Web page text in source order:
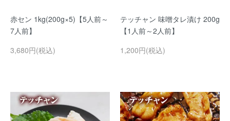
赤セン 1kg(200g×5)【5人前～
7人前】
3,680円(税込)
テッチャン 味噌タレ漬け 200g
【1人前～2人前】
1,200円(税込)